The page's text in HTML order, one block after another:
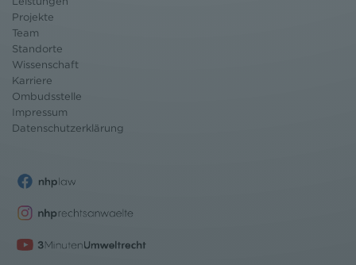
Projekte
Team
Standorte
Wissenschaft
Karriere
Ombudsstelle
Impressum
Datenschutzerklärung